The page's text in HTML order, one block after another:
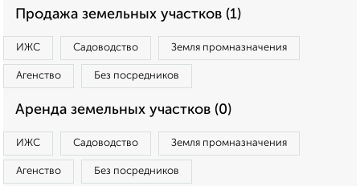
Продажа земельных участков (1)
ИЖС Садоводство Земля промназначения
Агенство Без посредников
Аренда земельных участков (0)
ИЖС Садоводство Земля промназначения
Агенство Без посредников